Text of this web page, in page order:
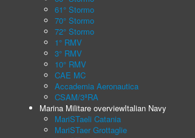
61° Stormo
70° Stormo
72° Stormo
1° RMV
3° RMV
10° RMV
CAE MC
Accademia Aeronautica
CSAM/3ªRA
Marina Militare overviewItalian Navy
MariSTaeli Catania
MariSTaer Grottaglie